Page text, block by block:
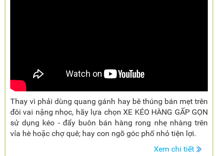
Thay vì phải dùng quang gánh hay bê thúng bán mẹt trên
đôi vai nặng nhọc, hãy lựa chọn XE KÉO HÀNG GẤP GỌN
sử dụng kéo - đẩy buôn bán hàng rong nhẹ nhàng trên
vỉa hè hoặc chợ quê; hay con ngõ góc phố nhỏ tiện lợi.
Xem chi tiết